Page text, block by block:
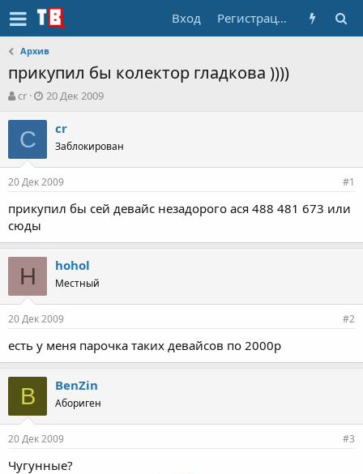
Вход Регистрация
Архив
прикупил бы колектор гладкова ))))
А
т
о
т
е
ы
cr
Д
т
а
ч
л
20 Дек 2009
C cr
Заблокирован
20 Дек 2009 #1
прикупил бы сей девайс незадорого ася 488 481 673 или
сюды
H hohol
Местный
20 Дек 2009 #2
есть у меня парочка таких девайсов по 2000р
B BenZin
Абориген
20 Дек 2009 #3
Чугунные?